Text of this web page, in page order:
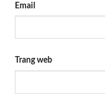
Email
Trang web